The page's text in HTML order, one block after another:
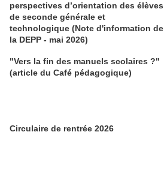
perspectives d’orientation des élèves
de seconde générale et
technologique (Note d'information de
la DEPP - mai 2026)
"Vers la fin des manuels scolaires ?"
(article du Café pédagogique)
Circulaire de rentrée 2026